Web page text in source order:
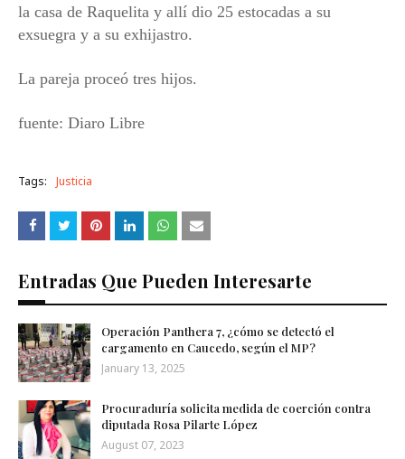
la casa de Raquelita y allí dio 25 estocadas a su
exsuegra y a su exhijastro.
La pareja proceó tres hijos.
fuente: Diaro Libre
Tags: Justicia
Entradas Que Pueden Interesarte
Operación Panthera 7, ¿cómo se detectó el
cargamento en Caucedo, según el MP?
January 13, 2025
Procuraduría solicita medida de coerción contra
diputada Rosa Pilarte López
August 07, 2023